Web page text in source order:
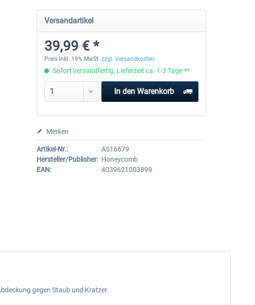
Versandartikel
39,99 € *
Preis inkl. 19% MwSt. zzgl. Versandkosten
Sofort versandfertig, Lieferzeit ca. 1-3 Tage **
In den Warenkorb
Merken
Artikel-Nr.:
AS16679
Hersteller/Publisher: Honeycomb
EAN:
4039621003899
gegen Staub und Kratzer.